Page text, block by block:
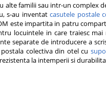
alte familii sau intr-un
s-au inventatcasutele postale
este impartita in patru
locuintele in care traiesc
separate de introducere a
colectiva din otel cu
la intemperii si